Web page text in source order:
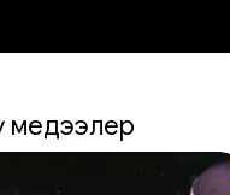
медээлер